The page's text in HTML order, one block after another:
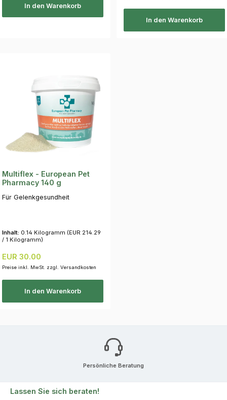
In den Warenkorb
In den Warenkorb
Multiflex - European Pet
Pharmacy 140 g
Für Gelenkgesundheit
Inhalt: 0.14 Kilogramm (EUR 214.29
/ 1 Kilogramm)
Regulärer Preis:
EUR 30.00
Preise inkl. MwSt. zzgl. Versandkosten
In den Warenkorb
Persönliche Beratung
Lassen Sie sich beraten!